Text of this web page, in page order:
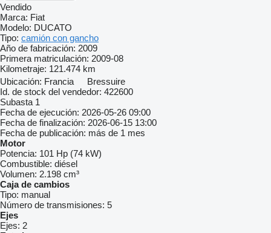
Vendido
Marca: Fiat
Modelo: DUCATO
Tipo: camión con gancho
Año de fabricación: 2009
Primera matriculación: 2009-08
Kilometraje: 121.474 km
Ubicación: Francia
Bressuire
Id. de stock del vendedor: 422600
Subasta 1
Fecha de ejecución: 2026-05-26 09:00
Fecha de finalización: 2026-06-15 13:00
Fecha de publicación: más de 1 mes
Motor
Potencia: 101 Hp (74 kW)
Combustible: diésel
Volumen: 2.198 cm³
Caja de cambios
Tipo: manual
Número de transmisiones: 5
Ejes
Ejes: 2